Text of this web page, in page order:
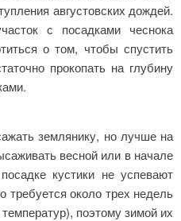
августовских дождей.
с посадками чеснока
о том, чтобы спустить
прокопать на глубину
землянику, но лучше на
весной или в начале
кустики не успевают
требуется около трех недель
поэтому зимой их